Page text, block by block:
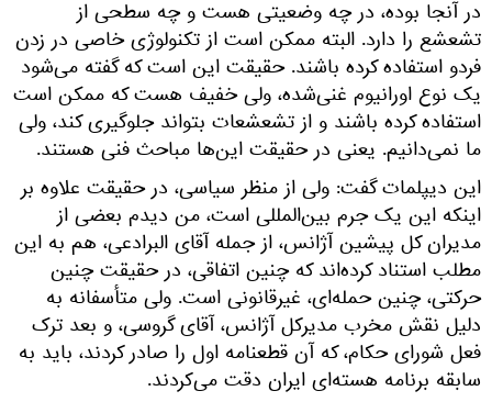
در آنجا بوده، در چه وضعیتی هست و چه سطحی از
تشعشع را دارد. البته ممکن است از تکنولوژی خاصی در زدن
فردو استفاده کرده باشند. حقیقت این است که گفته می‌شود
یک نوع اورانیوم غنی‌شده، ولی خفیف هست که ممکن است
استفاده کرده باشند و از تشعشعات بتواند جلوگیری کند، ولی
ما نمی‌دانیم. یعنی در حقیقت این‌ها مباحث فنی هستند.
این دیپلمات گفت: ولی از منظر سیاسی، در حقیقت علاوه بر
اینکه این یک جرم بین‌المللی است، من دیدم بعضی از
مدیران کل پیشین آژانس، از جمله آقای البرادعی، هم به این
مطلب استناد کرده‌اند که چنین اتفاقی، در حقیقت چنین
حرکتی، چنین حمله‌ای، غیرقانونی است. ولی متأسفانه به
دلیل نقش مخرب مدیرکل آژانس، آقای گروسی، و بعد ترک
فعل شورای حکام، که آن قطعنامه اول را صادر کردند، باید به
سابقه برنامه هسته‌ای ایران دقت می‌کردند.